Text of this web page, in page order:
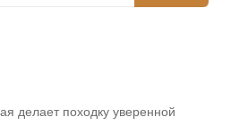
делает походку уверенной